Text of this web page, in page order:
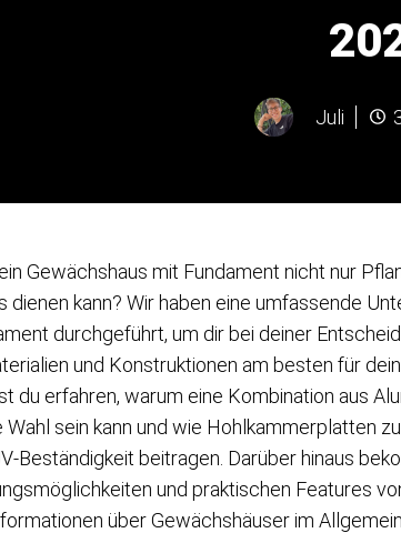
Juli
Gewächshaus mit Fundament nicht nur
dienen kann? Wir haben eine umfassende
durchgeführt, um dir bei deiner
und Konstruktionen am besten für
du erfahren, warum eine Kombination aus
sein kann und wie Hohlkammerplatten
Beständigkeit beitragen. Darüber hinaus
und praktischen Features
über Gewächshäuser im